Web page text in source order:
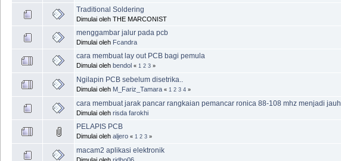
Traditional Soldering
Dimulai oleh THE MARCONIST
menggambar jalur pada pcb
Dimulai oleh Fcandra
cara membuat lay out PCB bagi pemula
Dimulai oleh bendol « 1 2 3 »
Ngilapin PCB sebelum disetrika..
Dimulai oleh M_Fariz_Tamara « 1 2 3 4 »
cara membuat jarak pancar rangkaian pemancar ronica 88-108 mhz menjadi jauh
Dimulai oleh risda farokhi
PELAPIS PCB
Dimulai oleh aljero « 1 2 3 »
macam2 aplikasi elektronik
Dimulai oleh ridho06